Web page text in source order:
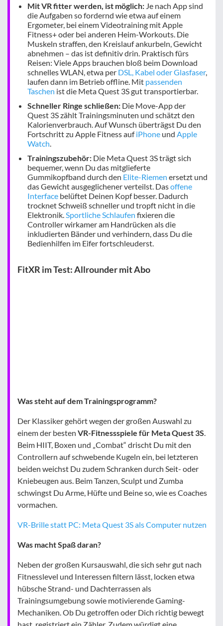
Mit VR fitter werden, ist möglich: Je nach App sind
die Aufgaben so fordernd wie etwa auf einem
Ergometer, bei einem Videotraining mit Apple
Fitness+ oder bei anderen Heim-Workouts. Die
Muskeln straffen, den Kreislauf ankurbeln, Gewicht
abnehmen – das ist definitiv drin. Praktisch fürs
Reisen: Viele Apps brauchen bloß beim Download
schnelles WLAN, etwa per DSL, Kabel oder Glasfaser,
laufen dann im Betrieb offline. Mit passenden
Taschen ist die Meta Quest 3S gut transportierbar.
Schneller Ringe schließen: Die Move-App der
Quest 3S zählt Trainingsminuten und schätzt den
Kalorienverbrauch. Auf Wunsch überträgst Du den
Fortschritt zu Apple Fitness aufiPhone und Apple
Watch.
Trainingszubehör: Die Meta Quest 3S trägt sich
bequemer, wenn Du das mitglieferte
Gummikopfband durch den Elite-Riemen ersetzt und
das Gewicht ausgeglichener verteilst. Dasoffene
Interface belüftet Deinen Kopf besser. Dadurch
trocknet Schweiß schneller und tropft nicht in die
Elektronik.Sportliche Schlaufen fixieren die
Controller wirkamer am Handrücken als die
inkludierten Bänder und verhindern, dass Du die
Bedienhilfen im Eifer fortschleuderst.
FitXR im Test: Allrounder mit Abo
Was steht auf dem Trainingsprogramm?
Der Klassiker gehört wegen der großen Auswahl zu
einem der besten VR-Fitnessspiele für Meta Quest 3S.
Beim HIIT, Boxen und „Combat“ drischt Du mit den
Controllern auf schwebende Kugeln ein, bei letzteren
beiden weichst Du zudem Schranken durch Seit- oder
Kniebeugen aus. Beim Tanzen, Sculpt und Zumba
schwingst Du Arme, Hüfte und Beine so, wie es Coaches
vormachen.
VR-Brille statt PC: Meta Quest 3S als Computer nutzen
Was macht Spaß daran?
Neben der großen Kursauswahl, die sich sehr gut nach
Fitnesslevel und Interessen filtern lässt, locken etwa
hübsche Strand- und Dachterrassen als
Trainingsumgebung sowie motivierende Gaming-
Mechaniken. Ob Du getroffen oder Dich richtig bewegt